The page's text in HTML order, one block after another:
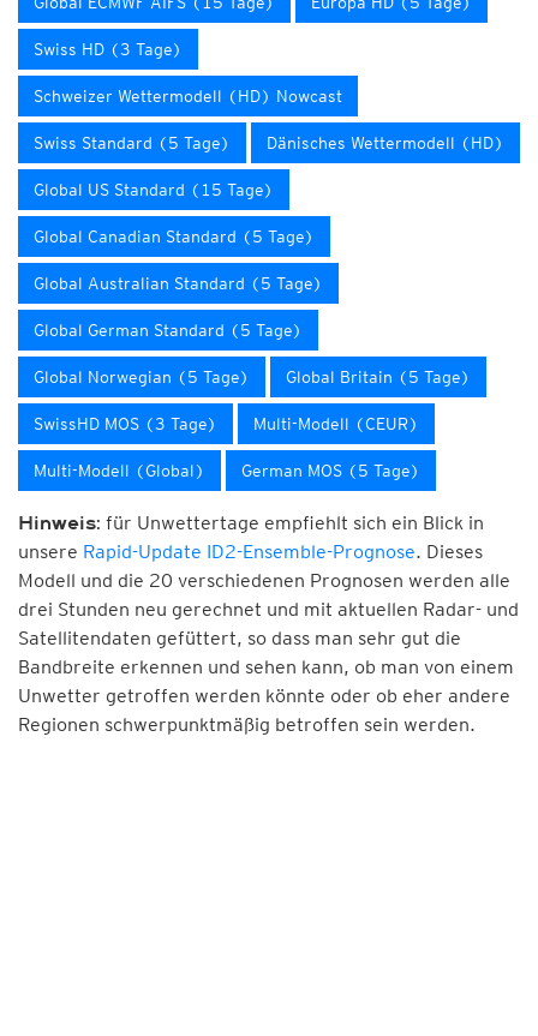
Swiss HD (3 Tage)
Schweizer Wettermodell (HD) Nowcast
Swiss Standard (5 Tage) Dänisches Wettermodell (HD)
Global US Standard (15 Tage)
Global Canadian Standard (5 Tage)
Global Australian Standard (5 Tage)
Global German Standard (5 Tage)
Global Norwegian (5 Tage) Global Britain (5 Tage)
SwissHD MOS (3 Tage) Multi-Modell (CEUR)
Multi-Modell (Global) German MOS (5 Tage)
Hinweis: für Unwettertage empfiehlt sich ein Blick in
unsere Rapid-Update ID2-Ensemble-Prognose. Dieses
Modell und die 20 verschiedenen Prognosen werden alle
drei Stunden neu gerechnet und mit aktuellen Radar- und
Satellitendaten gefüttert, so dass man sehr gut die
Bandbreite erkennen und sehen kann, ob man von einem
Unwetter getroffen werden könnte oder ob eher andere
Regionen schwerpunktmäßig betroffen sein werden.